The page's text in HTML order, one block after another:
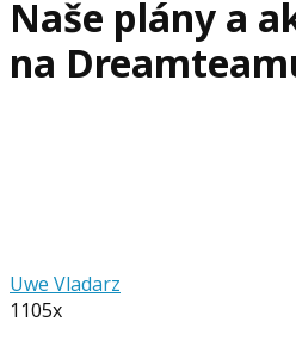
Naše plány a
na
Uwe Vladarz
1105x